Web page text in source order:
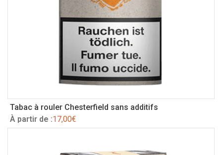
Tabac à rouler Chesterfield sans additifs
À partir de :17,00€